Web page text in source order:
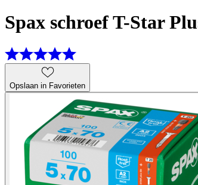
Spax schroef T-Star
Opslaan in Favorieten